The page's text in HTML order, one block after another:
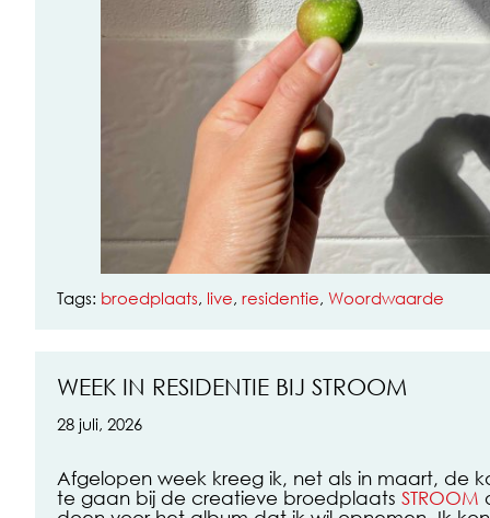
Tags: broedplaats, live, residentie, Woordwaarde
WEEK IN RESIDENTIE BIJ STROOM
28 juli, 2026
Afgelopen week kreeg ik, net als in maart, de
te gaan bij de creatieve broedplaats STROOM